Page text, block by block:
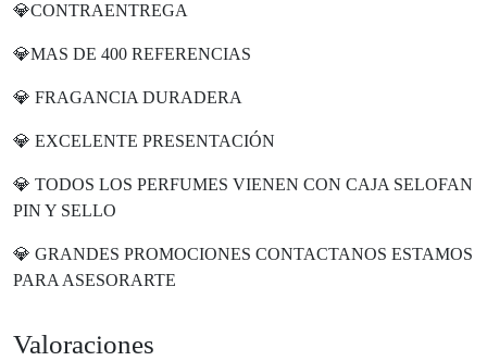
💎CONTRAENTREGA
💎MAS DE 400 REFERENCIAS
💎 FRAGANCIA DURADERA
💎 EXCELENTE PRESENTACIÓN
💎 TODOS LOS PERFUMES VIENEN CON CAJA SELOFAN
PIN Y SELLO
💎 GRANDES PROMOCIONES CONTACTANOS ESTAMOS
PARA ASESORARTE
Valoraciones